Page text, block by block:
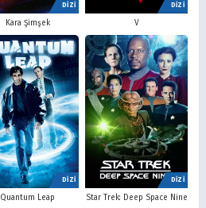
DİZİ
Kara Şimşek
DİZİ
V
DİZİ
Quantum Leap
DİZİ
Star Trek: Deep Space Nine